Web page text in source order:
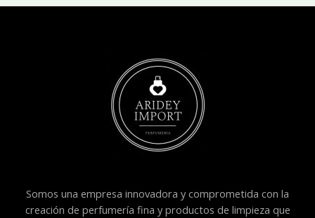
Somos una empresa innovadora y comprometida con la
creación de perfumería fina y productos de limpieza que